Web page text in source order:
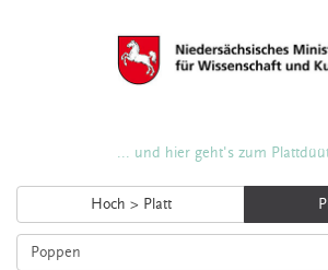
... und hier geht's zum
Hoch > Platt